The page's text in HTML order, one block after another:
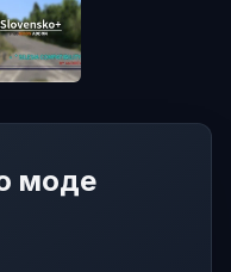
моде